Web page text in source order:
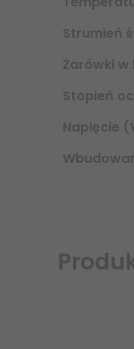
Strumień
Żarówki w
Stopień
Napięcie